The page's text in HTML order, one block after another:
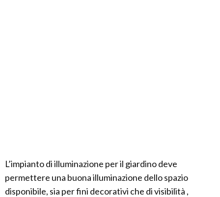
L’impianto di illuminazione per il giardino deve
permettere una buona illuminazione dello spazio
disponibile, sia per fini decorativi che di visibilità ,